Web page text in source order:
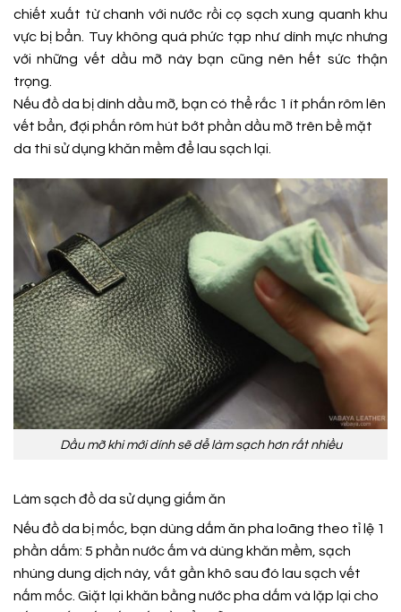
chiết xuất từ chanh với nước rồi cọ sạch xung quanh khu
vực bị bẩn. Tuy không quá phức tạp như dính mực nhưng
với những vết dầu mỡ này bạn cũng nên hết sức thận
trọng.
Nếu đồ da bị dính dầu mỡ, bạn có thể rắc 1 ít phấn rôm lên
vết bẩn, đợi phấn rôm hút bớt phần dầu mỡ trên bề mặt
da thì sử dụng khăn mềm để lau sạch lại.
Dầu mỡ khi mới dính sẽ dễ làm sạch hơn rất nhiều
Làm sạch đồ da sử dụng giấm ăn
Nếu đồ da bị mốc, bạn dùng dấm ăn pha loãng theo tỉ lệ 1
phần dấm: 5 phần nước ấm và dùng khăn mềm, sạch
nhúng dung dịch này, vắt gần khô sau đó lau sạch vết
nấm mốc. Giặt lại khăn bằng nước pha dấm và lặp lại cho